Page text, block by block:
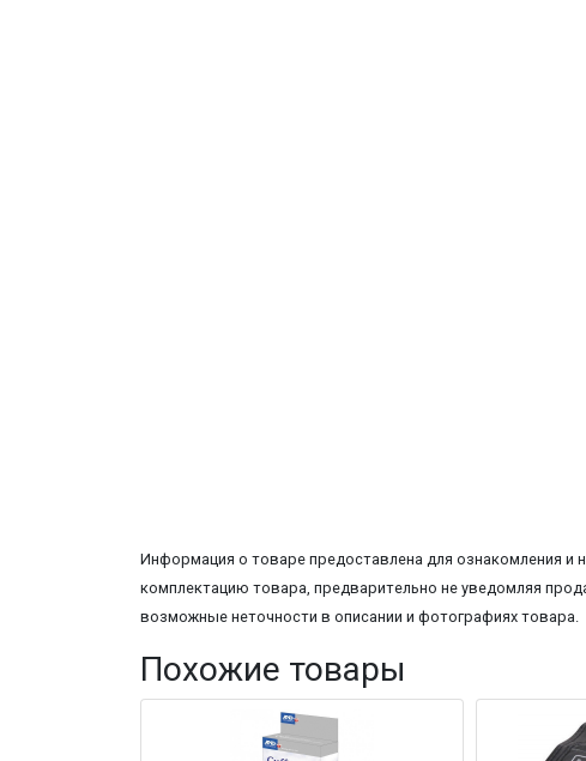
Информация о товаре предоставлена для ознакомления и
комплектацию товара, предварительно не уведомляя
возможные неточности в описании и фотографиях товара.
Похожие товары